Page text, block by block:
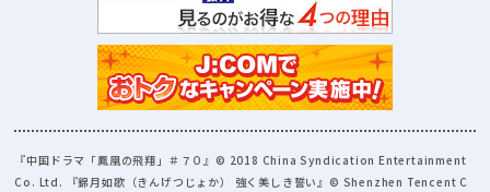
『中国ドラマ「鳳凰の飛翔」＃７０』© 2018 China Syndication Entertainment
Co. Ltd. 『錦月如歌（きんげつじょか） 強く美しき誓い』© Shenzhen Tencent C